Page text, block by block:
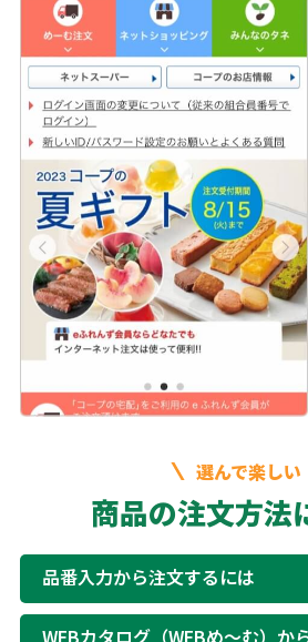
選んで楽しい
商品の注文方法
品番入力から注文するには